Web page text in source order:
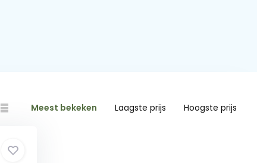
Meest bekeken Laagste prijs Hoogste prijs